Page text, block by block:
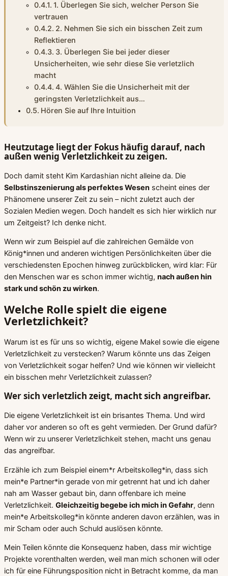
1. Überlegen Sie sich, welcher Person Sie
vertrauen
2. Nehmen Sie sich ein bisschen Zeit zum
Reflektieren
3. Überlegen Sie bei jeder dieser
Unsicherheiten, wie sehr diese Sie verletzlich
macht
4. Wählen Sie die Unsicherheit mit der
geringsten Verletzlichkeit aus…
Hören Sie auf Ihre Intuition
Heutzutage liegt der Fokus häufig darauf, nach
außen wenig Verletzlichkeit zu zeigen.
Doch damit steht Kim Kardashian nicht alleine da. Die
Selbstinszenierung als perfektes Wesen scheint eines der
Phänomene unserer Zeit zu sein – nicht zuletzt auch der
Sozialen Medien wegen. Doch handelt es sich hier wirklich nur
um Zeitgeist? Ich denke nicht.
Wenn wir zum Beispiel auf die zahlreichen Gemälde von
König*innen und anderen wichtigen Persönlichkeiten über die
verschiedensten Epochen hinweg zurückblicken, wird klar: Für
den Menschen war es schon immer wichtig, nach außen hin
stark und schön zu wirken.
Welche Rolle spielt die eigene
Verletzlichkeit?
Warum ist es für uns so wichtig, eigene Makel sowie die eigene
Verletzlichkeit zu verstecken? Warum könnte uns das Zeigen
von Verletzlichkeit sogar helfen? Und wie können wir vielleicht
ein bisschen mehr Verletzlichkeit zulassen?
Wer sich verletzlich zeigt, macht sich angreifbar.
Die eigene Verletzlichkeit ist ein brisantes Thema. Und wird
daher vor anderen so oft es geht vermieden. Der Grund dafür?
Wenn wir zu unserer Verletzlichkeit stehen, macht uns genau
das angreifbar.
Erzähle ich zum Beispiel einem*r Arbeitskolleg*in, dass sich
mein*e Partner*in gerade von mir getrennt hat und ich daher
nah am Wasser gebaut bin, dann offenbare ich meine
Verletzlichkeit. Gleichzeitig begebe ich mich in Gefahr, denn
mein*e Arbeitskolleg*in könnte anderen davon erzählen, was in
mir Scham oder auch Schuld auslösen könnte.
Mein Teilen könnte die Konsequenz haben, dass mir wichtige
Projekte vorenthalten werden, weil man mich schonen will oder
ich für eine Führungsposition nicht in Betracht komme, da man